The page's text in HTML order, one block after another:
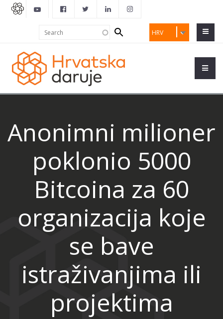
HRV
Search
form
Anonimni milioner
poklonio 5000
Bitcoina za 60
organizacija koje
se bave
istraživanjima ili
projektima